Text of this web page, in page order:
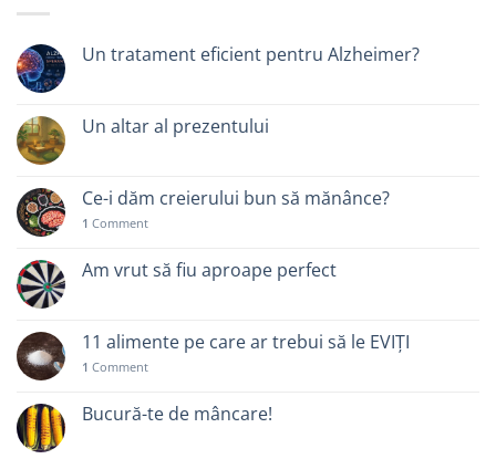
Un tratament eficient pentru Alzheimer?
Un altar al prezentului
Ce-i dăm creierului bun să mănânce?
1 Comment
Am vrut să fiu aproape perfect
11 alimente pe care ar trebui să le EVIȚI
1 Comment
Bucură-te de mâncare!